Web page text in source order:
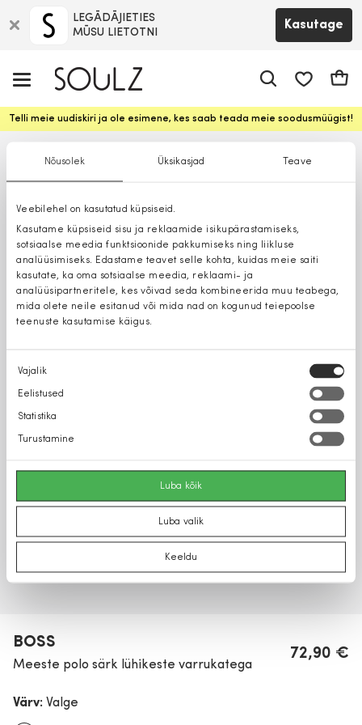
Nõusolek Üksikasjad Teave
Veebilehel on kasutatud küpsiseid.
Kasutame küpsiseid sisu ja reklaamide isikupärastamiseks,
sotsiaalse meedia funktsioonide pakkumiseks ning liikluse
analüüsimiseks. Edastame teavet selle kohta, kuidas meie saiti
kasutate, ka oma sotsiaalse meedia, reklaami- ja
analüüsipartneritele, kes võivad seda kombineerida muu teabega,
mida olete neile esitanud või mida nad on kogunud teiepoolse
teenuste kasutamise käigus.
Nõusoleku
valik
Vajalik
Eelistused
Statistika
Turustamine
Luba kõik
Luba valik
Keeldu
LEGĀDĀJIETIES
MŪSU LIETOTNI
Kasutage
Telli meie uudiskiri ja ole esimene, kes saab teada meie soodusmüügist!
BOSS
Meeste polo särk lühikeste varrukatega
72,90 €
Värv: Valge